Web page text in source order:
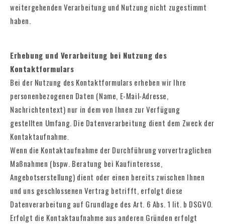
weitergehenden Verarbeitung und Nutzung nicht zugestimmt
haben.
Erhebung und Verarbeitung bei Nutzung des
Kontaktformulars
Bei der Nutzung des Kontaktformulars erheben wir Ihre
personenbezogenen Daten (Name, E-Mail-Adresse,
Nachrichtentext) nur in dem von Ihnen zur Verfügung
gestellten Umfang. Die Datenverarbeitung dient dem Zweck der
Kontaktaufnahme.
Wenn die Kontaktaufnahme der Durchführung vorvertraglichen
Maßnahmen (bspw. Beratung bei Kaufinteresse,
Angebotserstellung) dient oder einen bereits zwischen Ihnen
und uns geschlossenen Vertrag betrifft, erfolgt diese
Datenverarbeitung auf Grundlage des Art. 6 Abs. 1 lit. b DSGVO.
Erfolgt die Kontaktaufnahme aus anderen Gründen erfolgt